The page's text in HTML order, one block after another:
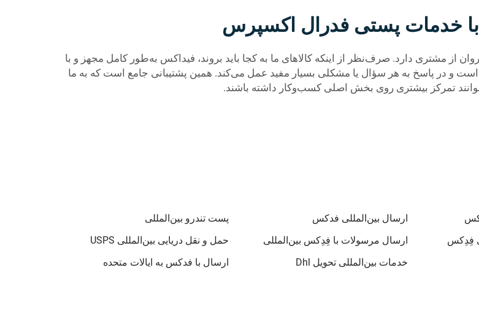
خدمات پستی فدرال اکسپرس
از مشتری دارد. صرف‌نظر از اینکه کالاهای ما به کجا باید بروند، فیداکس به‌طور کامل مجهز و با
و در پاسخ به هر سؤال یا مشکلی بسیار مفید عمل می‌کند. همین پشتیبانی جامع است که به ما
بتوانند تمرکز بیشتری روی بخش اصلی کسب‌وکار داشته باشند.
ارسال بین‌المللی فدکس
پست تندرو بین‌المللی
فِدِکس ارسال مرسولات با فِدِکس بین‌المللی
حمل و نقل دریایی بین‌المللی USPS
خدمات بین‌المللی تحویل Dhl ارسال با فدکس به ایالات متحده